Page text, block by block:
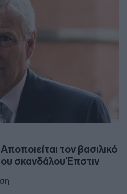
τον βασιλικό
σκανδάλου Έπστιν